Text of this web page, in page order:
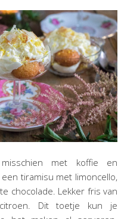
met koffie en
tiramisu met limoncello,
chocolade. Lekker fris van
Dit toetje kun je